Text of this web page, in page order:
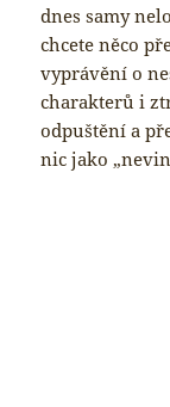
dnes samy
chcete něco
vyprávění o
charakterů i
odpuštění a
nic jako